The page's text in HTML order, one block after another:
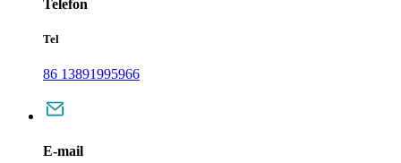
Telefon
Tel
86 13891995966
E-mail